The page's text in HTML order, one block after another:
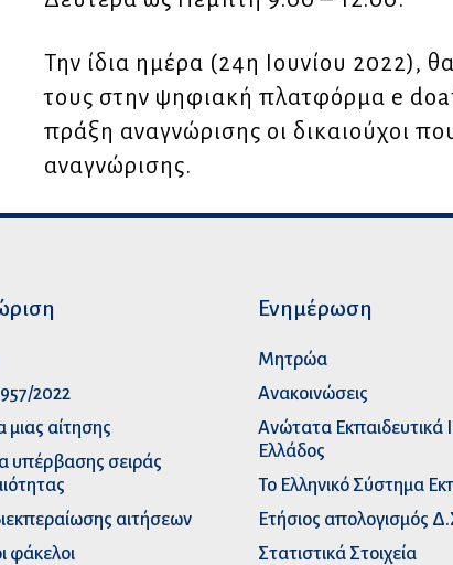
Την ίδια ημέρα (24η Ιουνίου 2022),
τους στην ψηφιακή πλατφόρμα e
πράξη αναγνώρισης οι δικαιούχοι
αναγνώρισης.
2022
μιας αίτησης
υπέρβασης σειράς
αιτήσεων
φάκελοι
Ενημέρωση
Μητρώα
Ανακοινώσεις
Ανώτατα Eκπαιδευτικά
Ελλάδος
Το Ελληνικό Σύστημα
Ετήσιος απολογισμός
Στατιστικά Στοιχεία